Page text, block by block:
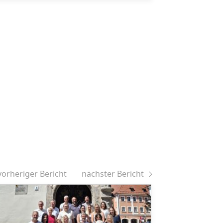
Bericht nächster Bericht